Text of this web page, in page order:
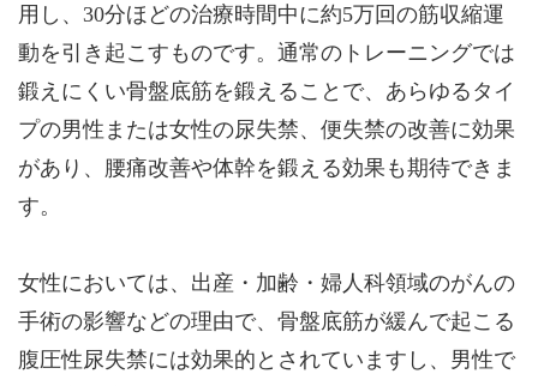
用し、30分ほどの治療時間中に約5万回の筋収縮運
動を引き起こすものです。通常のトレーニングでは
鍛えにくい骨盤底筋を鍛えることで、あらゆるタイ
プの男性または女性の尿失禁、便失禁の改善に効果
があり、腰痛改善や体幹を鍛える効果も期待できま
す。
女性においては、出産・加齢・婦人科領域のがんの
手術の影響などの理由で、骨盤底筋が緩んで起こる
腹圧性尿失禁には効果的とされていますし、男性で